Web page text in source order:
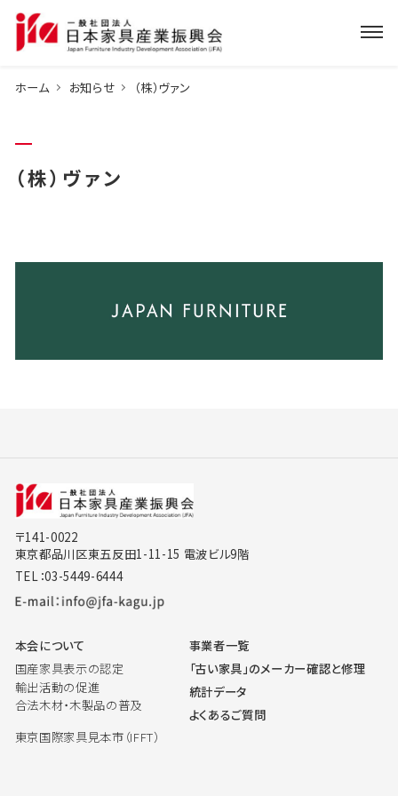
ホーム お知らせ （株）ヴァン
（株）ヴァン
〒141-0022
東京都品川区東五反田1-11-15 電波ビル9階
TEL：03-5449-6444
本会について
国産家具表示の認定
輸出活動の促進
合法木材・木製品の普及
東京国際家具見本市（IFFT）
事業者一覧
「古い家具」のメーカー確認と修理
統計データ
よくあるご質問